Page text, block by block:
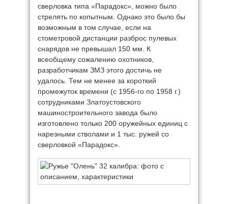
сверловка типа «Парадокс», можно было
стрелять по копытным. Однако это было бы
возможным в том случае, если на
стометровой дистанции разброс пулевых
снарядов не превышал 150 мм. К
всеобщему сожалению охотников,
разработчикам ЗМЗ этого достичь не
удалось. Тем не менее за короткий
промежуток времени (с 1956-го по 1958 г.)
сотрудниками Златоустовского
машиностроительного завода было
изготовлено только 200 оружейных единиц с
нарезными стволами и 1 тыс. ружей со
сверловкой «Парадокс».